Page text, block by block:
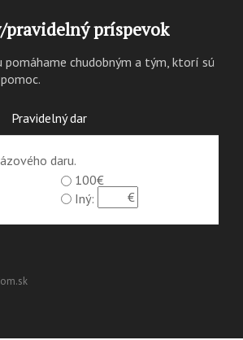
pravidelný príspevok
pomáhame chudobným a tým, ktorí sú
Pravidelný dar
daru.
100€
Iný: